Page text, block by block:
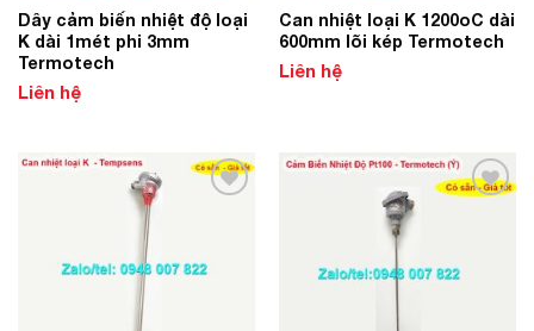
Dây cảm biến nhiệt độ loại
K dài 1mét phi 3mm
Termotech
Liên hệ
Can nhiệt loại K 1200oC dài
600mm lõi kép Termotech
Liên hệ